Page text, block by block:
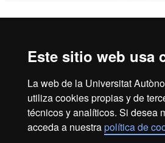
Este sitio web usa
La web de la Universitat
utiliza cookies propias y de
técnicos y analíticos. Si desea
acceda a nuestrapolítica de
Canal interno de información
Sobre la
Fundació UAB | Universitat
La Fundació Universitat
entidad creada en el seno de la